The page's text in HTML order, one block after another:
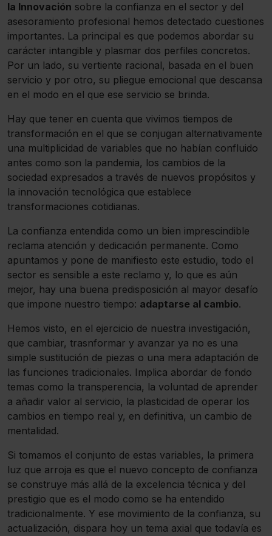
la Innovación sobre la confianza en el sector y del
asesoramiento profesional hemos detectado cuestiones
importantes. La principal es que podemos abordar su
carácter intangible y plasmar dos perfiles concretos.
Por un lado, su vertiente racional, basada en el buen
servicio y por otro, su pliegue emocional que descansa
en el modo en el que ese servicio se brinda.
Hay que tener en cuenta que vivimos tiempos de
transformación en el que se conjugan alternativamente
una multiplicidad de variables que no habían confluido
antes como son la pandemia, los cambios de la
sociedad expresados a través de nuevos propósitos y
la innovación tecnológica que establece
transformaciones cotidianas.
La confianza entendida como un bien imprescindible
reclama atención y dedicación permanente. Como
apuntamos y pone de manifiesto este estudio, todo el
sector es sensible a este reclamo y, lo que es aún
mejor, hay una buena predisposición al mayor desafío
que impone nuestro tiempo: adaptarse al cambio.
Hemos visto, en el ejercicio de nuestra investigación,
que cambiar, trasnformar y avanzar ya no es una
simple sustitución de piezas o una mera adaptación de
las funciones tradicionales. Implica abordar de fondo
temas como la transperencia, la voluntad de aprender
a añadir valor al servicio, la plasticidad de operar los
cambios en tiempo real y, en definitiva, un cambio de
mentalidad.
Si tomamos el conjunto de estas variables, la primera
luz que arroja es que el nuevo concepto de confianza
se construye más allá de la excelencia técnica y del
prestigio que es el modo como se ha entendido
tradicionalmente. Y ese movimiento de la confianza, su
actualización, dispara hoy un tema axial que todavía es